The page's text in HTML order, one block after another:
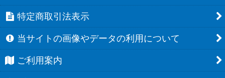
特定商取引法表示
当サイトの画像やデータの利用について
ご利用案内